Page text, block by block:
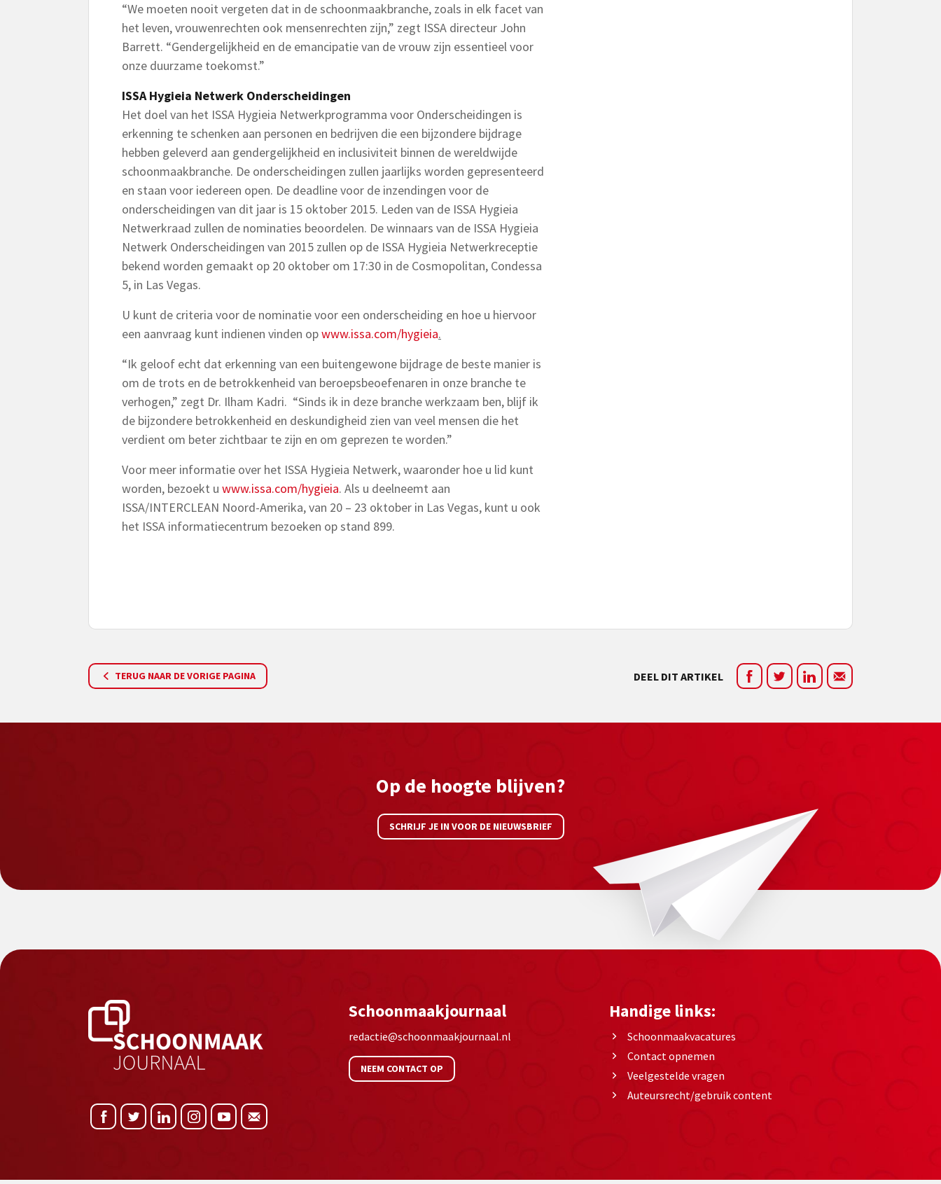
“We moeten nooit vergeten dat in de schoonmaakbranche, zoals in elk facet van
het leven, vrouwenrechten ook mensenrechten zijn,” zegt ISSA directeur John
Barrett. “Gendergelijkheid en de emancipatie van de vrouw zijn essentieel voor
onze duurzame toekomst.”
ISSA Hygieia Netwerk Onderscheidingen
Het doel van het ISSA Hygieia Netwerkprogramma voor Onderscheidingen is
erkenning te schenken aan personen en bedrijven die een bijzondere bijdrage
hebben geleverd aan gendergelijkheid en inclusiviteit binnen de wereldwijde
schoonmaakbranche. De onderscheidingen zullen jaarlijks worden gepresenteerd
en staan voor iedereen open. De deadline voor de inzendingen voor de
onderscheidingen van dit jaar is 15 oktober 2015. Leden van de ISSA Hygieia
Netwerkraad zullen de nominaties beoordelen. De winnaars van de ISSA Hygieia
Netwerk Onderscheidingen van 2015 zullen op de ISSA Hygieia Netwerkreceptie
bekend worden gemaakt op 20 oktober om 17:30 in de Cosmopolitan, Condessa
5, in Las Vegas.
U kunt de criteria voor de nominatie voor een onderscheiding en hoe u hiervoor
een aanvraag kunt indienen vinden opwww.issa.com/hygieia.
“Ik geloof echt dat erkenning van een buitengewone bijdrage de beste manier is
om de trots en de betrokkenheid van beroepsbeoefenaren in onze branche te
verhogen,” zegt Dr. Ilham Kadri. “Sinds ik in deze branche werkzaam ben, blijf ik
de bijzondere betrokkenheid en deskundigheid zien van veel mensen die het
verdient om beter zichtbaar te zijn en om geprezen te worden.”
Voor meer informatie over het ISSA Hygieia Netwerk, waaronder hoe u lid kunt
worden, bezoekt u www.issa.com/hygieia. Als u deelneemt aan
ISSA/INTERCLEAN Noord-Amerika, van 20 – 23 oktober in Las Vegas, kunt u ook
het ISSA informatiecentrum bezoeken op stand 899.
TERUG NAAR DE VORIGE PAGINA DEEL DIT ARTIKEL
Op de hoogte blijven?
SCHRIJF JE IN VOOR DE NIEUWSBRIEF
Schoonmaakjournaal
redactie@schoonmaakjournaal.nl
NEEM CONTACT OP
Handige links:
Schoonmaakvacatures
Contact opnemen
Veelgestelde vragen
Auteursrecht/gebruik content